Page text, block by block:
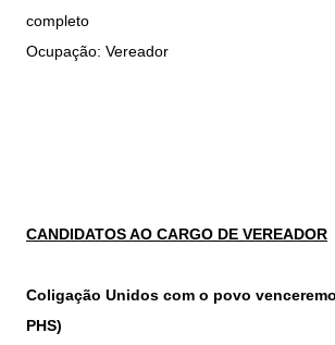
completo
Ocupação: Vereador
CANDIDATOS AO CARGO DE VEREADOR
Coligação Unidos com o povo
PHS)